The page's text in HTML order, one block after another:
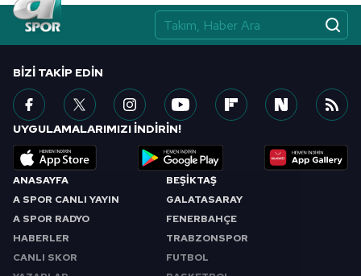
ANASAYFA
A SPOR CANLI YAYIN
A SPOR RADYO
HABERLER
CANLI SKOR
BEŞİKTAŞ
GALATASARAY
FENERBAHÇE
TRABZONSPOR
FUTBOL
BIZI TAKIP EDIN
UYGULAMALARIMIZI İNDİRİN!